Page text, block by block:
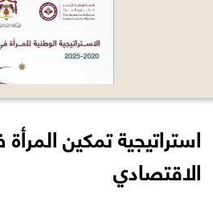
استراتيجية تمكين
الاقتصادي